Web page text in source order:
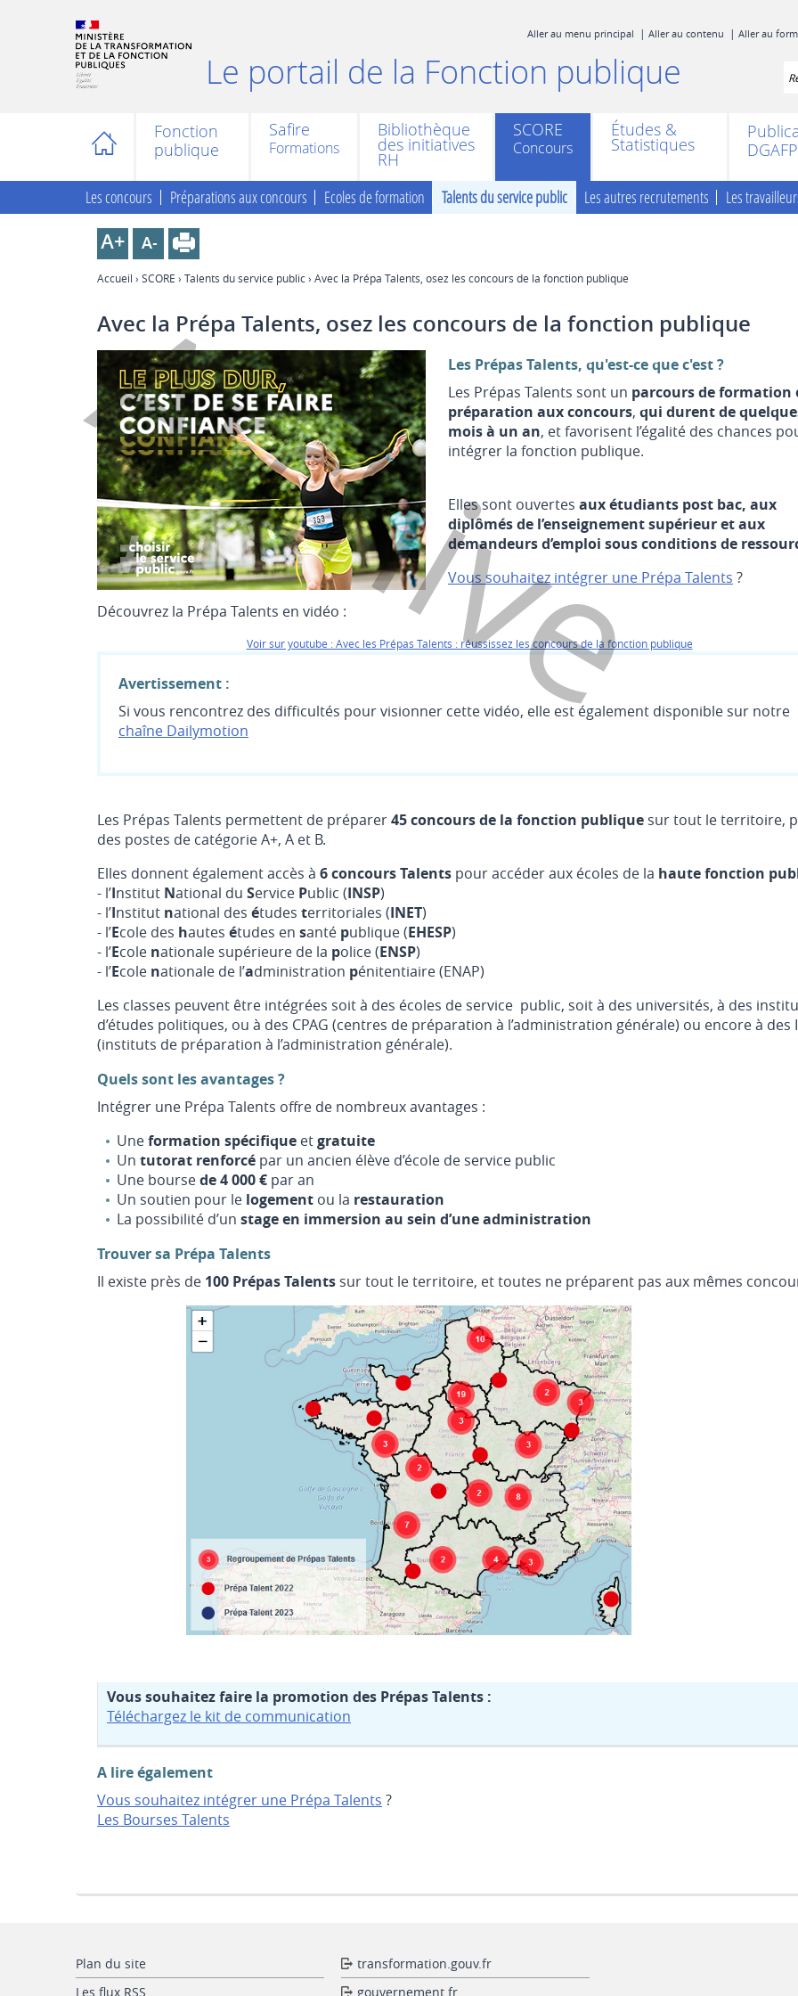
Aller au menu principal Aller au contenu Aller au
Le portail de la Fonction publique
Fonction
publique
Safire Bibliothèque
des initiatives
RH
SCORE
Les concours Préparations aux concours Ecoles de formation Talents du service public Les autres recrutements Les
Études &
Statistiques
DGAFP
Archive
Accueil › SCORE › Talents du service public› Avec la Prépa Talents, osez les concours de la fonction publique
Avec la Prépa Talents, osez les concours de la fonction publique
Les Prépas Talents, qu'est-ce que c'est ?
Les Prépas Talents sont un parcours de formation
préparation aux concours, qui durent de
mois à un an, et favorisent l’égalité des chances
intégrer la fonction publique.
Elles sont ouvertes aux étudiants post bac, aux
diplômés de l’enseignement supérieur et aux
demandeurs d’emploi sous conditions de
Vous souhaitez intégrer une Prépa Talents ?
Découvrez la Prépa Talents en vidéo :
Voir sur youtube : Avec les Prépas Talents : réussissez les concours de la fonction publique
Avertissement :
Si vous rencontrez des difficultés pour visionner cette vidéo, elle est également disponible sur notre
chaîne Dailymotion
Les Prépas Talents permettent de préparer45 concours de la fonction publique sur tout le territoire,
des postes de catégorie A+, A et B.
Elles donnent également accès à 6 concours Talents pour accéder aux écoles de la haute fonction
- l’Institut National du Service Public (INSP)
- l’Institut national des études territoriales (INET)
- l’Ecole des hautes études en santé publique (EHESP)
- l’Ecole nationale supérieure de la police (ENSP)
- l’Ecole nationale de l’administration pénitentiaire (ENAP)
Les classes peuvent être intégrées soit à des écoles de service public, soit à des universités, à des
d’études politiques, ou à des CPAG (centres de préparation à l’administration générale) ou encore à des
(instituts de préparation à l’administration générale).
Quels sont les avantages ?
Intégrer une Prépa Talents offre de nombreux avantages :
Uneformation spécifique etgratuite
Un tutorat renforcé par un ancien élève d’école de service public
Une boursede 4 000 € par an
Un soutien pour le logement ou la restauration
La possibilité d’un stage en immersion au sein d’une administration
Trouver sa Prépa Talents
Il existe près de 100 Prépas Talents sur tout le territoire, et toutes ne préparent pas aux mêmes
Vous souhaitez faire la promotion des Prépas Talents :
Téléchargez le kit de communication
A lire également
Vous souhaitez intégrer une Prépa Talents ?
Les Bourses Talents
Plan du site
Les flux RSS
transformation.gouv.fr
gouvernement.fr